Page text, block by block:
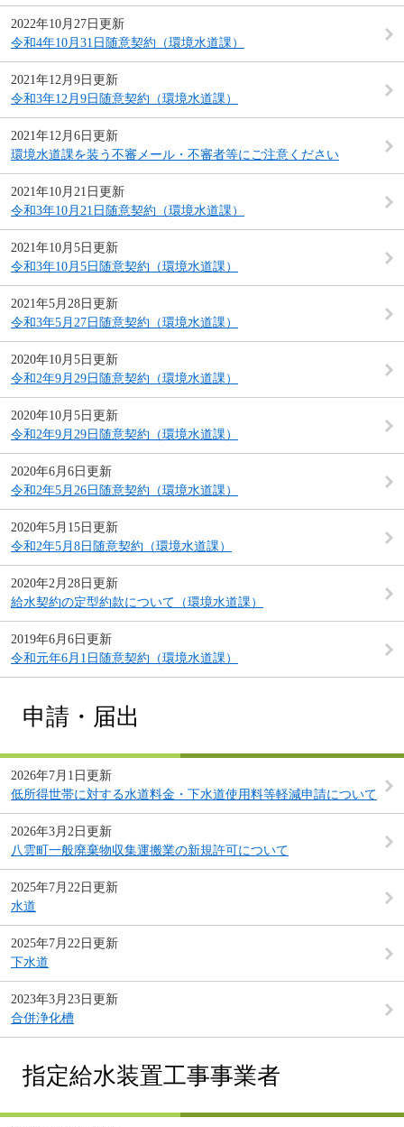
2022年10月27日更新
令和4年10月31日随意契約（環境水道課）
2021年12月9日更新
令和3年12月9日随意契約（環境水道課）
2021年12月6日更新
環境水道課を装う不審メール・不審者等にご注意ください
2021年10月21日更新
令和3年10月21日随意契約（環境水道課）
2021年10月5日更新
令和3年10月5日随意契約（環境水道課）
2021年5月28日更新
令和3年5月27日随意契約（環境水道課）
2020年10月5日更新
令和2年9月29日随意契約（環境水道課）
2020年10月5日更新
令和2年9月29日随意契約（環境水道課）
2020年6月6日更新
令和2年5月26日随意契約（環境水道課）
2020年5月15日更新
令和2年5月8日随意契約（環境水道課）
2020年2月28日更新
給水契約の定型約款について（環境水道課）
2019年6月6日更新
令和元年6月1日随意契約（環境水道課）
申請・届出
2026年7月1日更新
低所得世帯に対する水道料金・下水道使用料等軽減申請について
2026年3月2日更新
八雲町一般廃棄物収集運搬業の新規許可について
2025年7月22日更新
水道
2025年7月22日更新
下水道
2023年3月23日更新
合併浄化槽
指定給水装置工事事業者